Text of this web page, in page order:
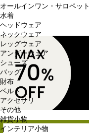
オールインワン・サロペット
水着
ヘッドウェア
ネックウェア
レッグウェア
アンダーウェア
シューズ
バッグ
財布
ベルト
アクセサリ
その他
雑貨小物
インテリア小物